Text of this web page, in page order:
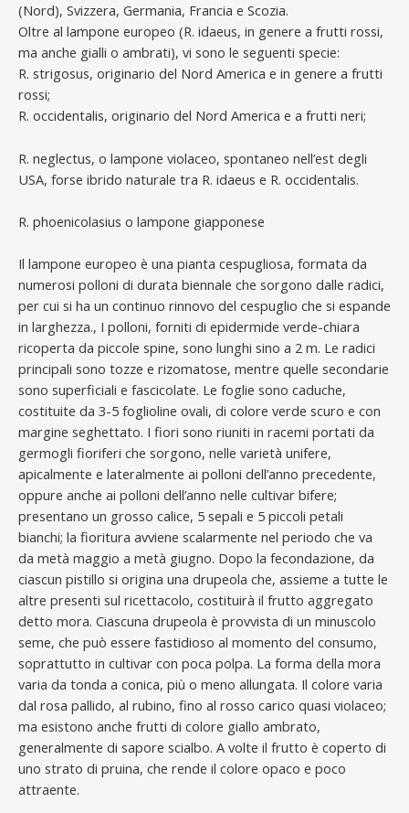
(Nord), Svizzera, Germania, Francia e Scozia.
Oltre al lampone europeo (R. idaeus, in genere a frutti rossi,
ma anche gialli o ambrati), vi sono le seguenti specie:
R. strigosus, originario del Nord America e in genere a frutti
rossi;
R. occidentalis, originario del Nord America e a frutti neri;
R. neglectus, o lampone violaceo, spontaneo nell’est degli
USA, forse ibrido naturale tra R. idaeus e R. occidentalis.
R. phoenicolasius o lampone giapponese
Il lampone europeo è una pianta cespugliosa, formata da
numerosi polloni di durata biennale che sorgono dalle radici,
per cui si ha un continuo rinnovo del cespuglio che si espande
in larghezza., I polloni, forniti di epidermide verde-chiara
ricoperta da piccole spine, sono lunghi sino a 2 m. Le radici
principali sono tozze e rizomatose, mentre quelle secondarie
sono superficiali e fascicolate. Le foglie sono caduche,
costituite da 3-5 foglioline ovali, di colore verde scuro e con
margine seghettato. I fiori sono riuniti in racemi portati da
germogli fioriferi che sorgono, nelle varietà unifere,
apicalmente e lateralmente ai polloni dell’anno precedente,
oppure anche ai polloni dell’anno nelle cultivar bifere;
presentano un grosso calice, 5 sepali e 5 piccoli petali
bianchi; la fioritura avviene scalarmente nel periodo che va
da metà maggio a metà giugno. Dopo la fecondazione, da
ciascun pistillo si origina una drupeola che, assieme a tutte le
altre presenti sul ricettacolo, costituirà il frutto aggregato
detto mora. Ciascuna drupeola è provvista di un minuscolo
seme, che può essere fastidioso al momento del consumo,
soprattutto in cultivar con poca polpa. La forma della mora
varia da tonda a conica, più o meno allungata. Il colore varia
dal rosa pallido, al rubino, fino al rosso carico quasi violaceo;
ma esistono anche frutti di colore giallo ambrato,
generalmente di sapore scialbo. A volte il frutto è coperto di
uno strato di pruina, che rende il colore opaco e poco
attraente.